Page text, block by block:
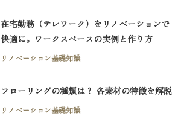
在宅勤務（テレワーク）をリノベーションで
快適に。ワークスペースの実例と作り方
リノベーション基礎知識
フローリングの種類は？ 各素材の特徴を解説
リノベーション基礎知識